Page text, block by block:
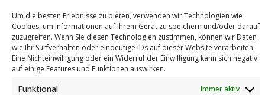
Um die besten Erlebnisse zu bieten, verwenden wir Technologien wie
Cookies, um Informationen auf Ihrem Gerät zu speichern und/oder darauf
zuzugreifen. Wenn Sie diesen Technologien zustimmen, können wir Daten
wie Ihr Surfverhalten oder eindeutige IDs auf dieser Website verarbeiten.
Eine Nichteinwilligung oder ein Widerruf der Einwilligung kann sich negativ
auf einige Features und Funktionen auswirken.
Funktional Immer aktiv
M2Net
Child Safety
Customer Information
Supplier Information
Information for Candidates